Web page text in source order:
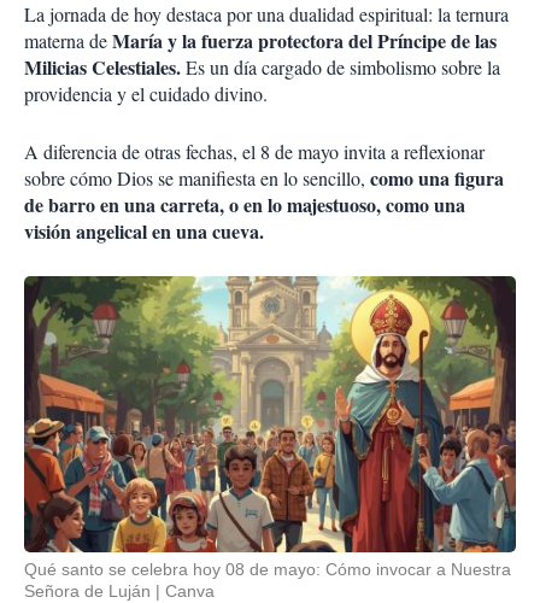
La jornada de hoy destaca por una dualidad espiritual: la ternura
materna deMaría y la fuerza protectora del Príncipe de las
Milicias Celestiales.Es un día cargado de simbolismo sobre la
providencia y el cuidado divino.
A diferencia de otras fechas, el 8 de mayo invita a reflexionar
sobre cómo Dios se manifiesta en lo sencillo, como una figura
de barro en una carreta, o en lo majestuoso, como una
visión angelical en una cueva.
Qué santo se celebra hoy 08 de mayo: Cómo invocar a Nuestra
Señora de Luján
Canva